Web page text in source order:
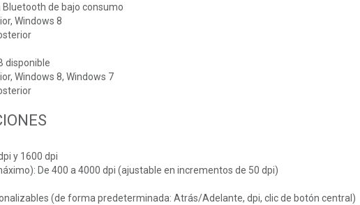
Bluetooth de bajo consumo
Windows 8
disponible
Windows 8, Windows 7
y 1600 dpi
De 400 a 4000 dpi (ajustable en incrementos de 50 dpi)
(de forma predeterminada: Atrás/Adelante, dpi, clic de botón central)